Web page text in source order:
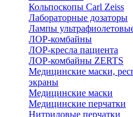
Кольпоскопы Carl Zeiss
Лабораторные дозаторы
Лампы
ЛОР-комбайны
ЛОР-кресла пациента
ЛОР-комбайны ZERTS
Медицинские маски,
экраны
Медицинские маски
Медицинские перчатки
Нитриловые перчатки